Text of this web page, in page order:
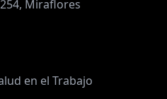
Miraflores
en el Trabajo